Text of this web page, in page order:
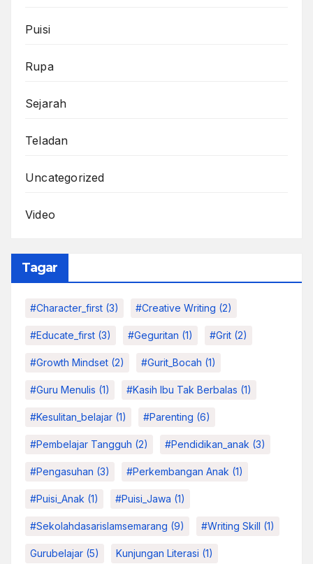
Puisi
Rupa
Sejarah
Teladan
Uncategorized
Video
Tagar
#character_first (3) #Creative Writing (2)
#educate_first (3) #Geguritan (1) #grit (2)
#growth Mindset (2) #Gurit_Bocah (1)
#Guru Menulis (1) #kasih Ibu Tak Berbalas (1)
#kesulitan_belajar (1) #parenting (6)
#pembelajar Tangguh (2) #pendidikan_anak (3)
#pengasuhan (3) #Perkembangan Anak (1)
#Puisi_Anak (1) #Puisi_Jawa (1)
#sekolahdasarislamsemarang (9) #Writing Skill (1)
Gurubelajar (5) Kunjungan Literasi (1)